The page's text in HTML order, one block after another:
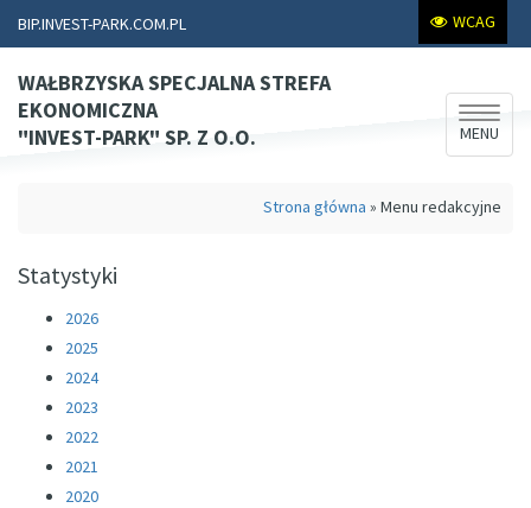
BIP.INVEST-PARK.COM.PL WCAG
WAŁBRZYSKA SPECJALNA STREFA
EKONOMICZNA
"INVEST-PARK" SP. Z O.O.
Rozwiń
MENU
Strona główna » Menu redakcyjne
Statystyki
2026
2025
2024
2023
2022
2021
2020